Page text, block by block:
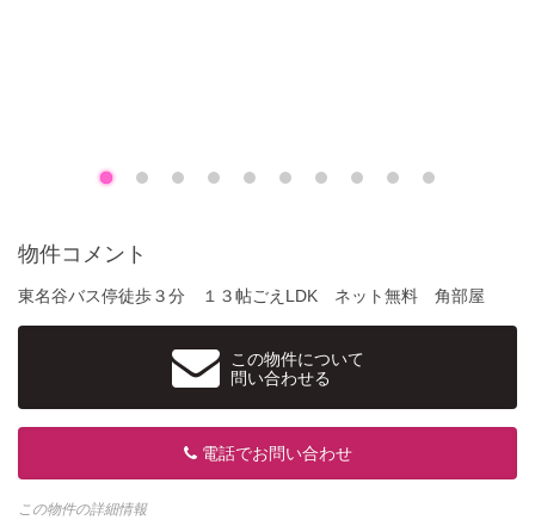
物件コメント
東名谷バス停徒歩３分 １３帖ごえLDK ネット無料 角部屋
この物件について
問い合わせる
電話でお問い合わせ
この物件の詳細情報